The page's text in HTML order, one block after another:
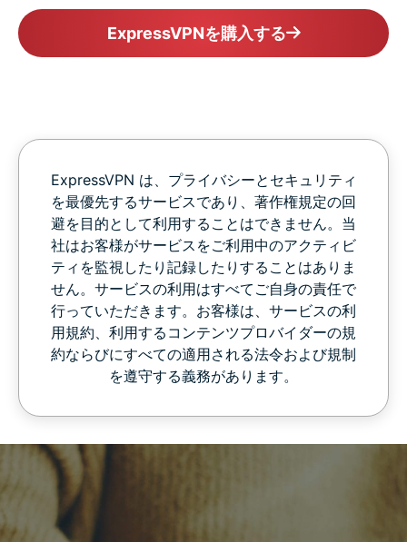
ExpressVPNを購入する
ExpressVPN は、プライバシーとセキュリティ
を最優先するサービスであり、著作権規定の回
避を目的として利用することはできません。当
社はお客様がサービスをご利用中のアクティビ
ティを監視したり記録したりすることはありま
せん。サービスの利用はすべてご自身の責任で
行っていただきます。お客様は、サービスの利
用規約、利用するコンテンツプロバイダーの規
約ならびにすべての適用される法令および規制
を遵守する義務があります。